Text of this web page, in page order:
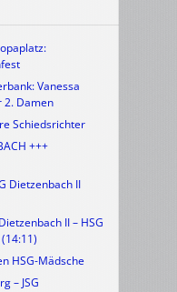
Vanessa
2. Damen
Schiedsrichter
+++
Dietzenbach II
II – HSG
HSG-Mädsche
– JSG